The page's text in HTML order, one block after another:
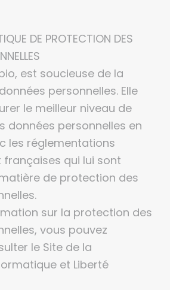
DE PROTECTION DES
est soucieuse de la
personnelles. Elle
le meilleur niveau de
données personnelles en
les réglementations
françaises qui lui sont
de protection des
sur la protection des
vous pouvez
le Site de la
et Liberté